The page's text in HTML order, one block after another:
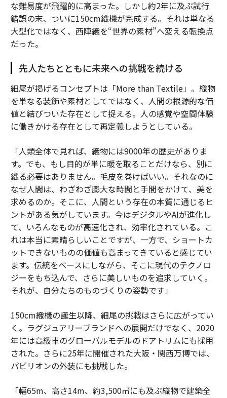
な難易度が飛躍的に高まった。しかし約2年に及ぶ試行
錯誤の末、ついに150cm織機が完成する。それは単なる
大型化ではなく、西陣織を“世界の素材”へ変える転換点
だった。
先人たちとともに未来への挑戦を続ける
細尾が掲げるコンセプトは「More than Textile」。織物
を単なる装飾や素材としてではなく、人間の根源的な価
値と結びついた存在として捉える。人の感覚や空間体験
に働きかける存在として再定義しようとしている。
「人類全体で見れば、織物には9000年の歴史がありま
す。でも、もし目的が単に暖を取ることだけなら、別に
織る必要はありません。毛皮を巻けばいい。それなのに
なぜ人間は、わざわざ膨大な時間と手間をかけて、美を
求めるのか。そこに、人間という存在の本質に通じるヒ
ントがある気がしています。今はデジタルやAIが進化し
て、いろんなものが高速化され、効率化されている。こ
れは本当に素晴らしいことですが、一方で、ショートカ
ットできないものの価値も高まってきていると感じてい
ます。伝統をベースにしながら、そこに現代のテクノロ
ジーをもち込んで、さらに美しいものを追求していく。
それが、自分たちのものづくりの姿勢です」
150cm織機の誕生以降、細尾の挑戦はさらに広がってい
く。ラグジュアリーブランドへの展開だけでなく、2020
年には高級車のグローバルモデルのドアトリムにも採用
された。さらに25年に開催された大阪・関西万博では、
パビリオンの外装にも挑戦した。
「幅65m、高さ14m、約3,500㎡にも及ぶ織物で建築全